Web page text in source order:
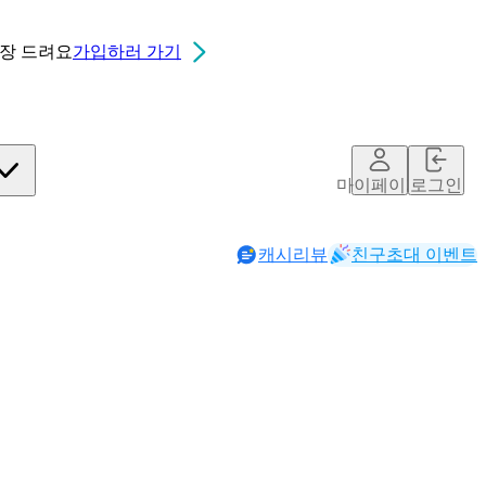
드려요가입하러 가기
마이페이지로그인
캐시리뷰 친구초대 이벤트